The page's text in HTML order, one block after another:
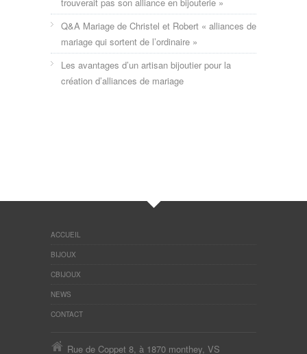
Q&A Mariage de Christel et Robert « alliances de
mariage qui sortent de l’ordinaire »
Les avantages d’un artisan bijoutier pour la
création d’alliances de mariage
ACCUEIL
BIJOUX
CBIJOUX
NEWS
CONTACT
Rue de Coppet 8, à 1870 monthey, VS